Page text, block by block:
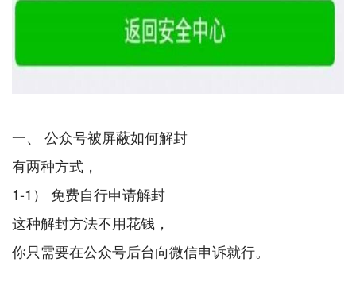
一、 公众号被屏蔽如何解封
有两种方式，
1-1） 免费自行申请解封
这种解封方法不用花钱，
你只需要在公众号后台向微信申诉就行。